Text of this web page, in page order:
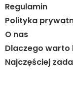
Regulamin
Polityka
O nas
Dlaczego warto
Najczęściej